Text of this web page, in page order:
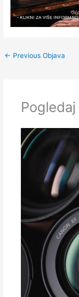
← Previous Objava